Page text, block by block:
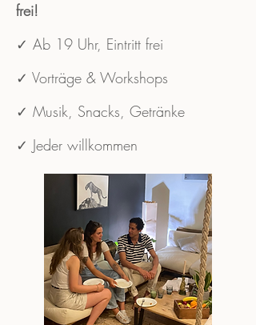
frei!
✓ Ab 19 Uhr, Eintritt frei
✓ Vorträge & Workshops
✓ Musik, Snacks, Getränke
✓ Jeder willkommen